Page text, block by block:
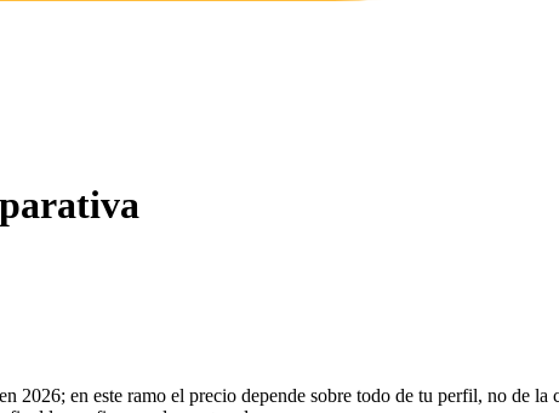
2026; en este ramo el precio depende sobre todo de tu perfil, no de